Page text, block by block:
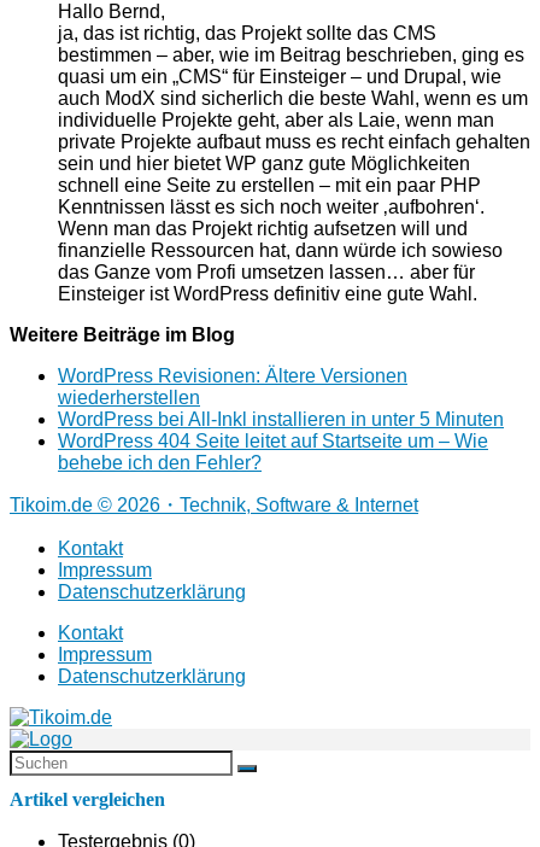
Hallo Bernd,
ja, das ist richtig, das Projekt sollte das CMS
bestimmen – aber, wie im Beitrag beschrieben, ging es
quasi um ein „CMS“ für Einsteiger – und Drupal, wie
auch ModX sind sicherlich die beste Wahl, wenn es um
individuelle Projekte geht, aber als Laie, wenn man
private Projekte aufbaut muss es recht einfach gehalten
sein und hier bietet WP ganz gute Möglichkeiten
schnell eine Seite zu erstellen – mit ein paar PHP
Kenntnissen lässt es sich noch weiter ‚aufbohren‘.
Wenn man das Projekt richtig aufsetzen will und
finanzielle Ressourcen hat, dann würde ich sowieso
das Ganze vom Profi umsetzen lassen… aber für
Einsteiger ist WordPress definitiv eine gute Wahl.
Weitere Beiträge im Blog
WordPress Revisionen: Ältere Versionen
wiederherstellen
WordPress bei All-Inkl installieren in unter 5 Minuten
WordPress 404 Seite leitet auf Startseite um – Wie
behebe ich den Fehler?
Tikoim.de © 2026・Technik, Software & Internet
Kontakt
Impressum
Datenschutzerklärung
Kontakt
Impressum
Datenschutzerklärung
Artikel vergleichen
Testergebnis (0)